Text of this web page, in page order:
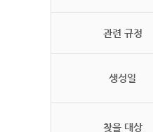
관련 규정
생성일
찾을 대상